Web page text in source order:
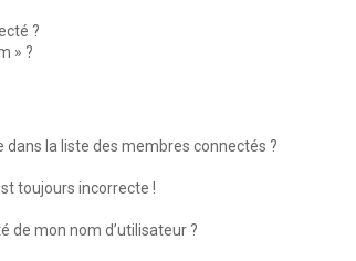
?
» ?
la liste des membres connectés ?
toujours incorrecte !
de mon nom d’utilisateur ?